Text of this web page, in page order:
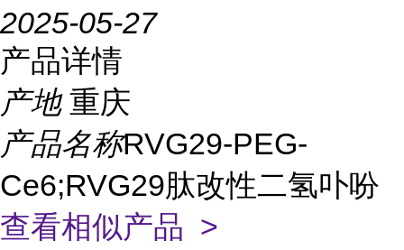
2025-05-27
产品详情
产地 重庆
产品名称RVG29-PEG-
Ce6;RVG29肽改性二氢卟吩
查看相似产品 >